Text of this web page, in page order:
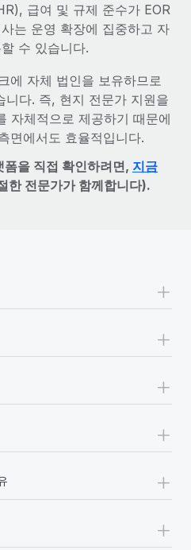
급여 및 규제 준수가 EOR
는 운영 확장에 집중하고 자
수 있습니다.
에 자체 법인을 보유하므로
니다. 즉, 현지 전문가 지원을
자체적으로 제공하기 때문에
면에서도 효율적입니다.
폼을 직접 확인하려면, 지금
한 전문가가 함께합니다).
+
+
+
+
+
+